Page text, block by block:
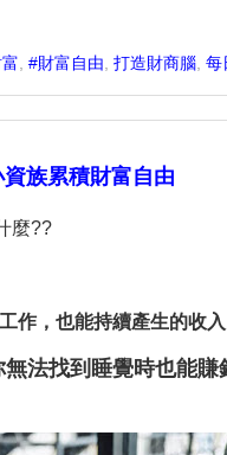
#財富自由 打造財商腦 每
族累積財富自由
麼??
作，也能持續產生的收入
法找到睡覺時也能